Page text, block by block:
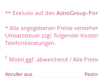
** Exklusiv auf den AstroGroup-
* Alle angegebenen Preise
Umsatzsteuer zzgl. folgender
Telefonberatungen.
1 Mobil ggf. abweichend / Alle
Anrufer aus